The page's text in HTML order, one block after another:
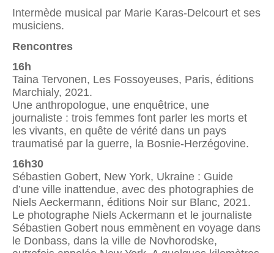
Intermède musical par Marie Karas-Delcourt et ses
musiciens.
Rencontres
16h
Taina Tervonen, Les Fossoyeuses, Paris, éditions
Marchialy, 2021.
Une anthropologue, une enquêtrice, une
journaliste : trois femmes font parler les morts et
les vivants, en quête de vérité dans un pays
traumatisé par la guerre, la Bosnie-Herzégovine.
16h30
Sébastien Gobert, New York, Ukraine : Guide
d’une ville inattendue, avec des photographies de
Niels Aeckermann, éditions Noir sur Blanc, 2021.
Le photographe Niels Ackermann et le journaliste
Sébastien Gobert nous emmènent en voyage dans
le Donbass, dans la ville de Novhorodske,